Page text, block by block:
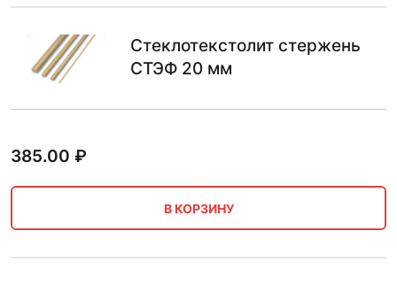
Стеклотекстолит стержень
СТЭФ 20 мм
385.00 ₽
В КОРЗИНУ